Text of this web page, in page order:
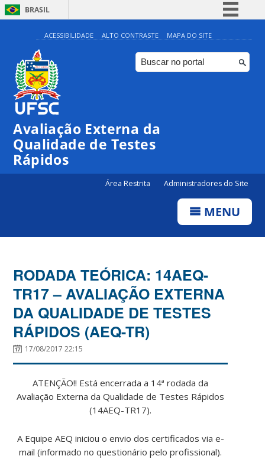
BRASIL
Simplifique!
Comunica BR
Participe
ACESSIBILIDADE ALTO CONTRASTE MAPA DO SITE
Avaliação Externa da
Qualidade de Testes
Rápidos
Área Restrita Administradores do Site
MENU
RODADA TEÓRICA: 14AEQ-
TR17 – AVALIAÇÃO EXTERNA
DA QUALIDADE DE TESTES
RÁPIDOS (AEQ-TR)
17/08/2017 22:15
ATENÇÃO!! Está encerrada a 14ª rodada da
Avaliação Externa da Qualidade de Testes Rápidos
(14AEQ-TR17).
A Equipe AEQ iniciou o envio dos certificados via e-
mail (informado no questionário pelo profissional).